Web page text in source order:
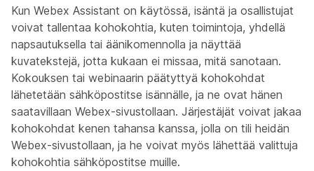
Kun Webex Assistant on käytössä, isäntä ja osallistujat
voivat tallentaa kohokohtia, kuten toimintoja, yhdellä
napsautuksella tai äänikomennolla ja näyttää
kuvatekstejä, jotta kukaan ei missaa, mitä sanotaan.
Kokouksen tai webinaarin päätyttyä kohokohdat
lähetetään sähköpostitse isännälle, ja ne ovat hänen
saatavillaan Webex-sivustollaan. Järjestäjät voivat jakaa
kohokohdat kenen tahansa kanssa, jolla on tili heidän
Webex-sivustollaan, ja he voivat myös lähettää valittuja
kohokohtia sähköpostitse muille.